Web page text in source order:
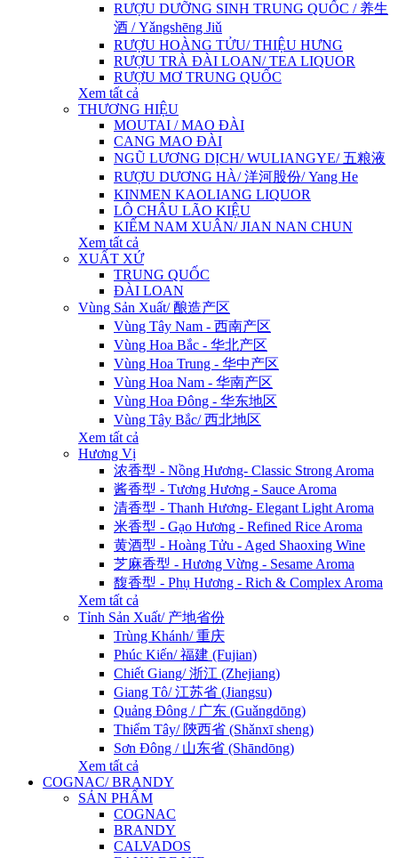
RƯỢU DƯỠNG SINH TRUNG QUỐC / 养生
酒 / Yǎngshēng Jiǔ
RƯỢU HOÀNG TỬU/ THIỆU HƯNG
RƯỢU TRÀ ĐÀI LOAN/ TEA LIQUOR
RƯỢU MƠ TRUNG QUỐC
Xem tất cả
THƯƠNG HIỆU
MOUTAI / MAO ĐÀI
CANG MAO ĐÀI
NGŨ LƯƠNG DỊCH/ WULIANGYE/ 五粮液
RƯỢU DƯƠNG HÀ/ 洋河股份/ Yang He
KINMEN KAOLIANG LIQUOR
LÔ CHÂU LÃO KIỆU
KIẾM NAM XUÂN/ JIAN NAN CHUN
Xem tất cả
XUẤT XỨ
TRUNG QUỐC
ĐÀI LOAN
Vùng Sản Xuất/ 酿造产区
Vùng Tây Nam - 西南产区
Vùng Hoa Bắc - 华北产区
Vùng Hoa Trung - 华中产区
Vùng Hoa Nam - 华南产区
Vùng Hoa Đông - 华东地区
Vùng Tây Bắc/ 西北地区
Xem tất cả
Hương Vị
浓香型 - Nồng Hương- Classic Strong Aroma
酱香型 - Tương Hương - Sauce Aroma
清香型 - Thanh Hương- Elegant Light Aroma
米香型 - Gạo Hương - Refined Rice Aroma
黄酒型 - Hoàng Tửu - Aged Shaoxing Wine
芝麻香型 - Hương Vừng - Sesame Aroma
馥香型 - Phụ Hương - Rich & Complex Aroma
Xem tất cả
Tỉnh Sản Xuất/ 产地省份
Trùng Khánh/ 重庆
Phúc Kiến/ 福建 (Fujian)
Chiết Giang/ 浙江 (Zhejiang)
Giang Tô/ 江苏省 (Jiangsu)
Quảng Đông / 广东 (Guǎngdōng)
Thiểm Tây/ 陝西省 (Shǎnxī sheng)
Sơn Đông / 山东省 (Shāndōng)
Xem tất cả
COGNAC/ BRANDY
SẢN PHẨM
COGNAC
BRANDY
CALVADOS